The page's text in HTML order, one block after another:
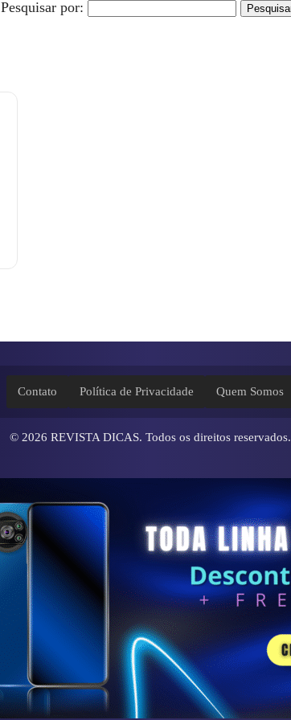
Pesquisar por:
Contato Política de Privacidade Quem Somos
© 2026 REVISTA DICAS. Todos os direitos reservados.